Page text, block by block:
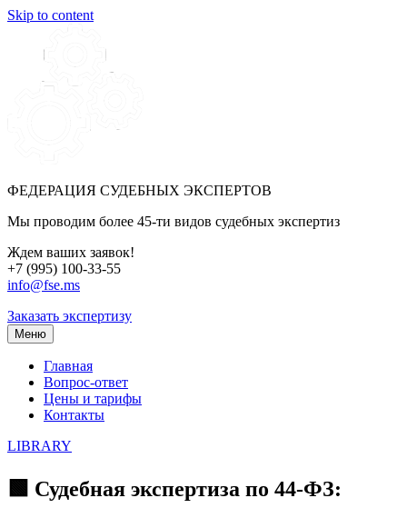
Skip to content
ФЕДЕРАЦИЯ СУДЕБНЫХ ЭКСПЕРТОВ
Мы проводим более 45-ти видов судебных экспертиз
Ждем ваших заявок!
+7 (995) 100-33-55
info@fse.ms
Заказать экспертизу
Меню
Главная
Вопрос-ответ
Цены и тарифы
Контакты
LIBRARY
🟩 Судебная экспертиза по 44-ФЗ: